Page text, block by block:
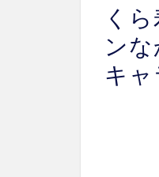
く
ン
キャ